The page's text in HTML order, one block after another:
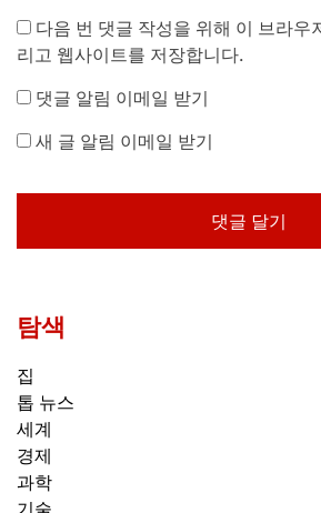
다음 번 댓글 작성을 위해 이 브라우
리고 웹사이트를 저장합니다.
댓글 알림 이메일 받기
새 글 알림 이메일 받기
탐색
집
톱 뉴스
세계
경제
과학
기술